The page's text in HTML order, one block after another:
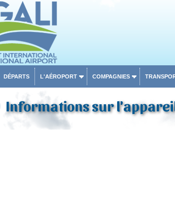
DÉPARTS L'AÉROPORT COMPAGNIES
Informations sur l'appareil